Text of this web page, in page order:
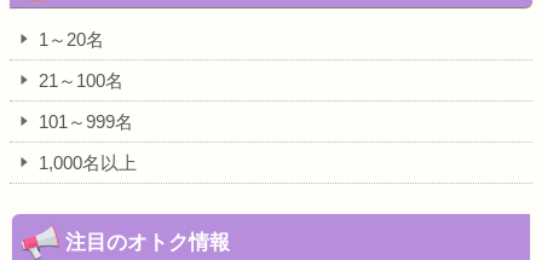
1～20名
21～100名
101～999名
1,000名以上
注目のオトク情報